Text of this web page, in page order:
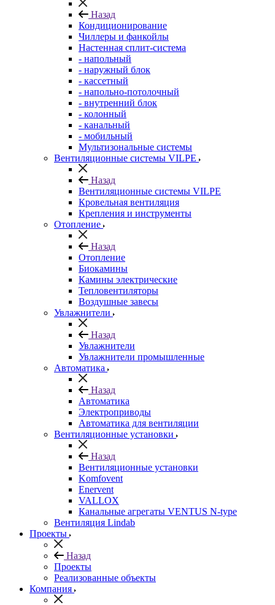
Назад
Кондиционирование
Чиллеры и фанкойлы
Настенная сплит-система
- напольный
- наружный блок
- кассетный
- напольно-потолочный
- внутренний блок
- колонный
- канальный
- мобильный
Мультизональные системы
Вентиляционные системы VILPE
Назад
Вентиляционные системы VILPE
Кровельная вентиляция
Крепления и инструменты
Отопление
Назад
Отопление
Биокамины
Камины электрические
Тепловентиляторы
Воздушные завесы
Увлажнители
Назад
Увлажнители
Увлажнители промышленные
Автоматика
Назад
Автоматика
Электроприводы
Автоматика для вентиляции
Вентиляционные установки
Назад
Вентиляционные установки
Komfovent
Enervent
VALLOX
Канальные агрегаты VENTUS N-type
Вентиляция Lindab
Проекты
Назад
Проекты
Реализованные объекты
Компания